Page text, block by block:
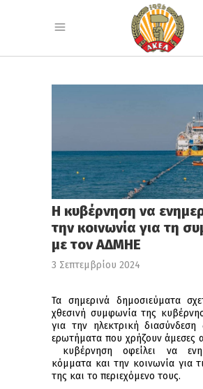
Η κυβέρνηση να
την κοινωνία για τη
με τον ΑΔΜΗΕ
3 Σεπτεμβρίου 2024
Τα σημερινά δημοσιεύματα
χθεσινή συμφωνία της
για την ηλεκτρική διασύνδεση
ερωτήματα που χρήζουν άμεσες
κυβέρνηση οφείλει να
κόμματα και την κοινωνία για
της και το περιεχόμενο τους.